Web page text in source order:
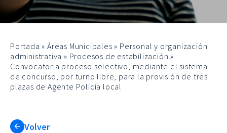
Portada »Áreas Municipales » Personal y organización
administrativa » Procesos de estabilización »
Convocatoria proceso selectivo, mediante el sistema
de concurso, por turno libre, para la provisión de tres
plazas de Agente Policía local
Volver